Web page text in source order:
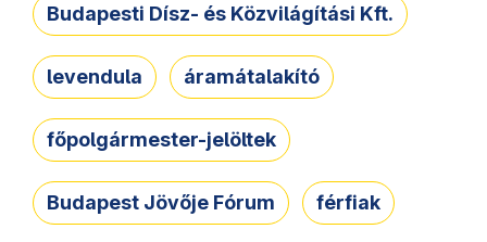
Budapesti Dísz- és Közvilágítási Kft.
levendula áramátalakító
főpolgármester-jelöltek
Budapest Jövője Fórum férfiak